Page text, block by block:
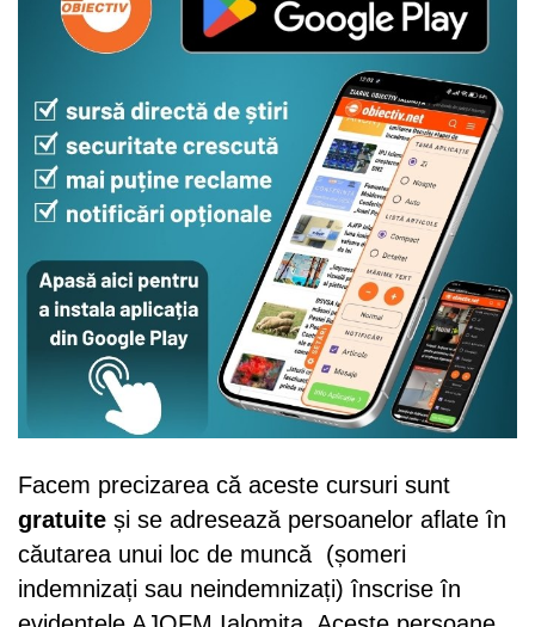
Facem precizarea că aceste cursuri sunt
gratuite și se adresează persoanelor aflate în
căutarea unui loc de muncă (șomeri
indemnizați sau neindemnizați) înscrise în